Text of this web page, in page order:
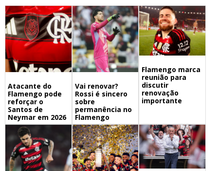
Atacante do
Flamengo pode
reforçar o
Santos de
Neymar em 2026
Vai renovar?
Rossi é sincero
sobre
permanência no
Flamengo
Flamengo marca
reunião para
discutir
renovação
importante